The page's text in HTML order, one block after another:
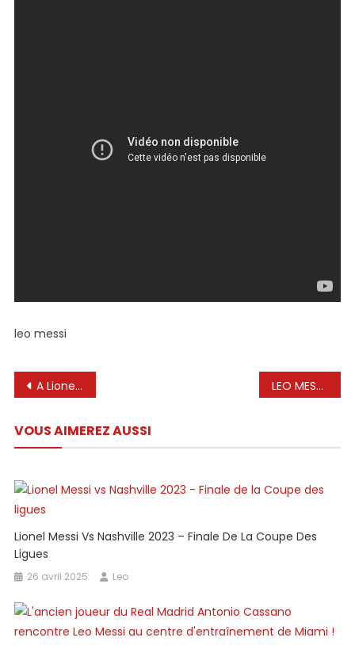
leo messi
Navigation
l’article
A Lionel Messi le preguntaron quién era el jugador más especial. LEO MESSI en unos Hinchables #shorts #leomessi #fcbarcelona #futbol
VOUS AIMEREZ AUSSI
Lionel Messi Vs Nashville 2023 – Finale De La Coupe Des
Ligues
26 avril 2025 Leo